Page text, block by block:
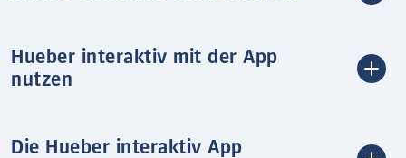
Hueber interaktiv mit der App
nutzen
Die Hueber interaktiv App